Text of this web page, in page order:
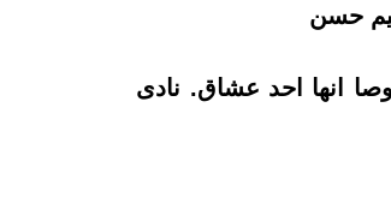
حسن
انها احد عشاق. نادى